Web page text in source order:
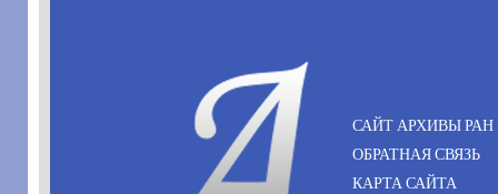
САЙТ АРХИВЫ РАН
ОБРАТНАЯ СВЯЗЬ
КАРТА САЙТА